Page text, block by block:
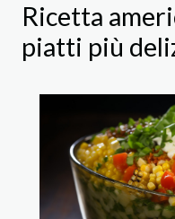
Ricetta
piatti più